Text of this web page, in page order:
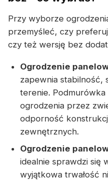
Przy wyborze
przemyśleć, czy
czy też wersję bez
Ogrodzenie
zapewnia stabilność,
terenie.
ogrodzenia przez
odporność
zewnętrznych.
Ogrodzenie
idealnie sprawdzi się
wyjątkowa trwałość